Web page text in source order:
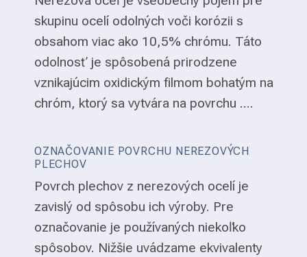
skupinu ocelí odolných voči korózii s
obsahom viac ako 10,5% chrómu. Táto
odolnosť je spôsobená prirodzene
vznikajúcim oxidickým filmom bohatým na
chróm, ktorý sa vytvára na povrchu ....
OZNAČOVANIE POVRCHU NEREZOVÝCH
PLECHOV
Povrch plechov z nerezových ocelí je
zavislý od spôsobu ich výroby. Pre
označovanie je používaných niekoľko
spôsobov. Nižšie uvádzame ekvivalenty